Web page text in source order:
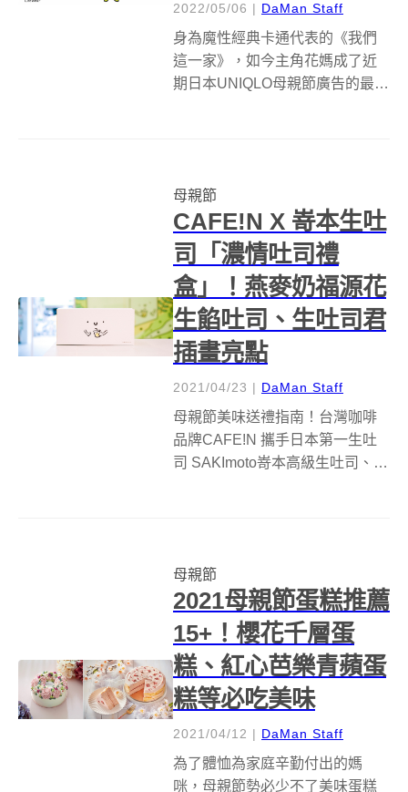
2022/05/06 | DaMan Staff
身為魔性經典卡通代表的《我們
這一家》，如今主角花媽成了近
期日本UNIQLO母親節廣告的最佳
值得紀念的日子，好好地向親愛
的母親大人表...
母親節
CAFE!N X 嵜本生吐
司「濃情吐司禮
盒」！燕麥奶福源花
生餡吐司、生吐司君
插畫亮點
2021/04/23 | DaMan Staff
母親節美味送禮指南！台灣咖啡
品牌CAFE!N 攜手日本第一生吐
司 SAKImoto嵜本高級生吐司、歐
加入...
母親節
2021母親節蛋糕推薦
15+！櫻花千層蛋
糕、紅心芭樂青蘋蛋
糕等必吃美味
2021/04/12 | DaMan Staff
為了體恤為家庭辛勤付出的媽
咪，母親節勢必少不了美味蛋糕